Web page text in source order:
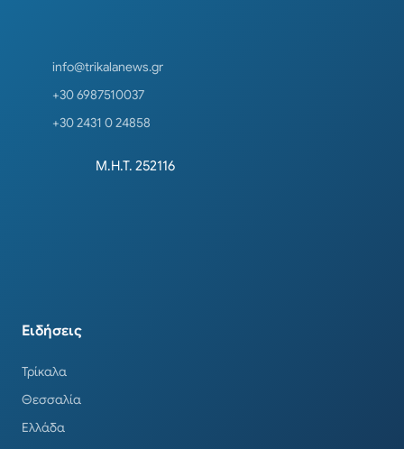
info@trikalanews.gr
+30 6987510037
+30 2431 0 24858
Μ.Η.Τ. 252116
Ειδήσεις
Τρίκαλα
Θεσσαλία
Ελλάδα